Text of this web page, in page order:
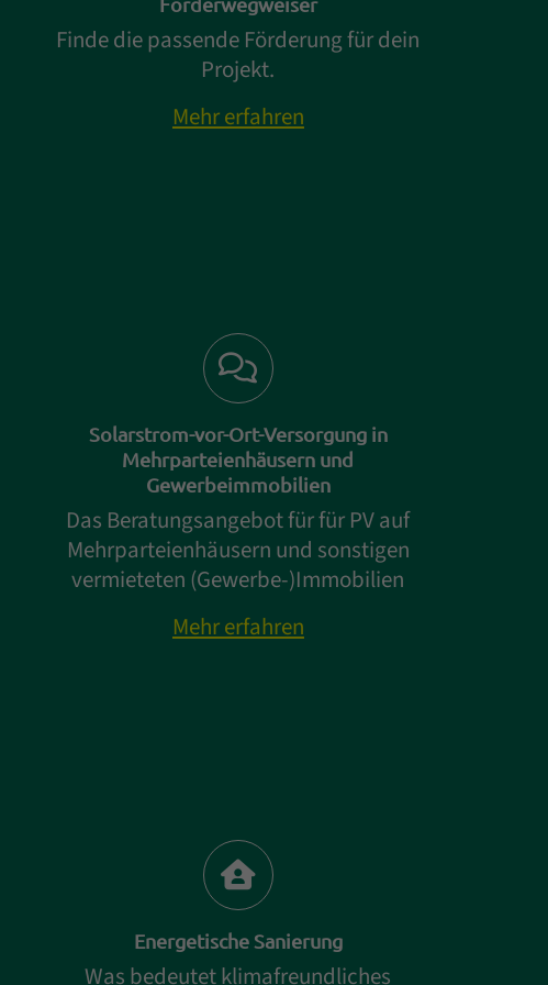
Finde die passende Förderung für dein
Projekt.
Mehr erfahren
Solarstrom-vor-Ort-Versorgung in
Mehrparteienhäusern und
Gewerbeimmobilien
Das Beratungsangebot für für PV auf
Mehrparteienhäusern und sonstigen
vermieteten (Gewerbe-)Immobilien
Mehr erfahren
Energetische Sanierung
Was bedeutet klimafreundliches